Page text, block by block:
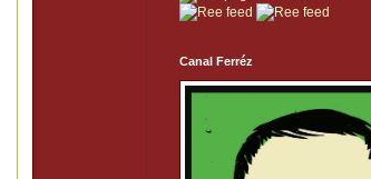
Canal Ferréz